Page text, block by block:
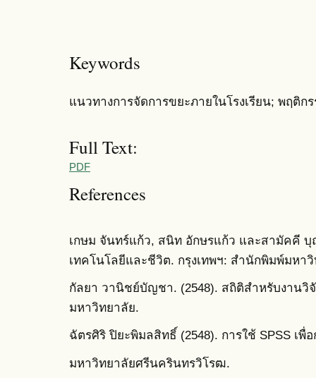
Keywords
แนวทางการจัดการขยะภายในโรงเรียน; พฤติก
Full Text:
PDF
References
เกษม จันทร์แก้ว, สนิท อักษรแก้ว และสามัคคี
เทคโนโลยีและชีวิต. กรุงเทพฯ: สำนักพิมพ์มหา
กัลยา วานิชย์บัญชา. (2548). สถิติสำหรับงานวิ
มหาวิทยาลัย.
ฉัตรศิริ ปิยะพิมลสิทธิ์ (2548). การใช้ SPSS เพื่
มหาวิทยาลัยศรีนครินทรวิโรฒ.